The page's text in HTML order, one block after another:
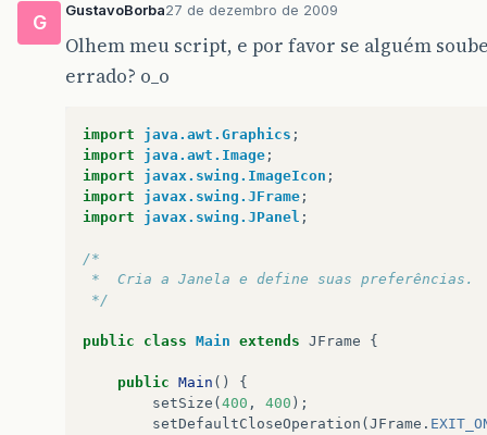
G
GustavoBorba27 de dezembro de 2009
Olhem meu script, e por favor se alguém
errado? o_o
import java.awt.Graphics ;
import
java.awt.Image ;
import
javax.swing.ImageIcon ;
import
javax.swing.JFrame ;
import
javax.swing.JPanel ;
/*
*  Cria a Janela e define suas preferências.
*/
public class Main extends JFrame {
public Main ()
{
setSize ( 400 , 400 );
setDefaultCloseOperation ( JFrame .